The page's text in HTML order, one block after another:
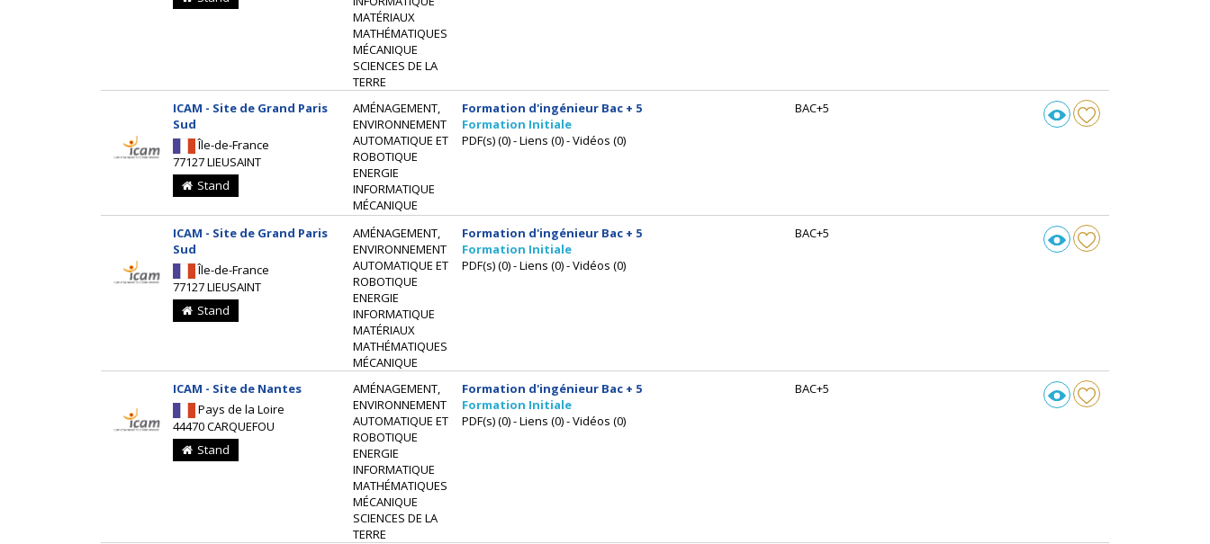
MATÉRIAUX
MATHÉMATIQUES
MÉCANIQUE
SCIENCES DE LA
TERRE
ICAM - Site de Grand Paris
Sud
Île-de-France
77127 LIEUSAINT
Stand
AMÉNAGEMENT,
ENVIRONNEMENT
AUTOMATIQUE ET
ROBOTIQUE
ENERGIE
INFORMATIQUE
MÉCANIQUE
Formation d'ingénieur Bac + 5
Formation Initiale
PDF(s) (0) - Liens (0) - Vidéos (0)
BAC+5
ICAM - Site de Grand Paris
Sud
Île-de-France
77127 LIEUSAINT
Stand
AMÉNAGEMENT,
ENVIRONNEMENT
AUTOMATIQUE ET
ROBOTIQUE
ENERGIE
INFORMATIQUE
MATÉRIAUX
MATHÉMATIQUES
MÉCANIQUE
Formation d'ingénieur Bac + 5
Formation Initiale
PDF(s) (0) - Liens (0) - Vidéos (0)
BAC+5
ICAM - Site de Nantes
Pays de la Loire
44470 CARQUEFOU
Stand
AMÉNAGEMENT,
ENVIRONNEMENT
AUTOMATIQUE ET
ROBOTIQUE
ENERGIE
INFORMATIQUE
MATHÉMATIQUES
MÉCANIQUE
SCIENCES DE LA
TERRE
Formation d'ingénieur Bac + 5
Formation Initiale
PDF(s) (0) - Liens (0) - Vidéos (0)
BAC+5